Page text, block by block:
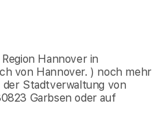
Hannover in
von Hannover. ) noch mehr
Stadtverwaltung von
Garbsen oder auf